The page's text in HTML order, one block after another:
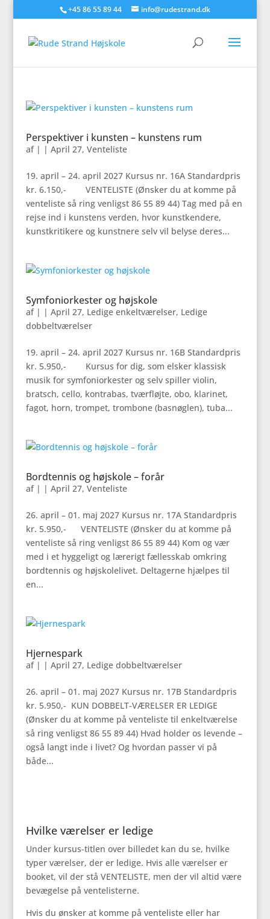
+45 86 55 89 44 info@rudestrand.dk
Perspektiver i kunsten – kunstens rum
af | | April 27, Venteliste
19. april – 24. april 2027 Kursus nr. 16A Standardpris
kr. 6.150,- VENTELISTE (Ønsker du at komme på
venteliste så ring venligst 86 55 89 44) Tag med på en
rejse ind i kunstens verden, hvor kunstkendere,
kunstkritikere og kunstnere selv vil belyse deres...
Symfoniorkester og højskole
af | | April 27, Ledige enkeltværelser, Ledige
dobbeltværelser
19. april – 24. april 2027 Kursus nr. 16B Standardpris
kr. 5.950,- Kursus for dig, som elsker klassisk
musik for symfoniorkester og selv spiller violin,
bratsch, cello, kontrabas, tværfløjte, obo, klarinet,
fagot, horn, trompet, trombone (basnøglen), tuba...
Bordtennis og højskole – forår
af | | April 27, Venteliste
26. april – 01. maj 2027 Kursus nr. 17A Standardpris
kr. 5.950,- VENTELISTE (Ønsker du at komme på
venteliste så ring venligst 86 55 89 44) Kom og vær
med i et hyggeligt og lærerigt fællesskab omkring
bordtennis og højskolelivet. Deltagerne hjælpes til
en...
Hjernespark
af | | April 27, Ledige dobbeltværelser
26. april – 01. maj 2027 Kursus nr. 17B Standardpris
kr. 5.950,- KUN DOBBELT-VÆRELSER ER LEDIGE
(Ønsker du at komme på venteliste til enkeltværelse
så ring venligst 86 55 89 44) Hvad holder os levende –
også langt inde i livet? Og hvordan passer vi på
både...
Hvilke værelser er ledige
Under kursus-titlen over billedet kan du se, hvilke
typer værelser, der er ledige. Hvis alle værelser er
booket, vil der stå VENTELISTE, men der vil altid være
bevægelse på ventelisterne.
Hvis du ønsker at komme på venteliste eller har